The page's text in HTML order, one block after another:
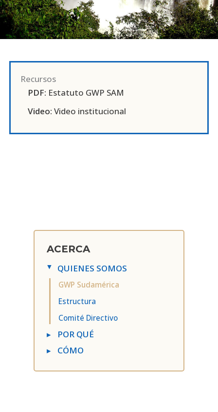
ACERCA
▸ QUIENES SOMOS
GWP Sudamérica
Estructura
Comité Directivo
▸
POR QUÉ
▸
CÓMO
Recursos
PDF: Estatuto GWP SAM
Video:Video institucional